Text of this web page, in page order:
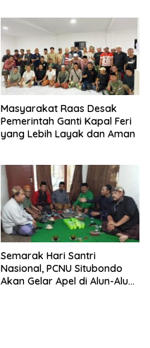
Kepastian
Masyarakat Raas Desak
Pemerintah Ganti Kapal Feri
yang Lebih Layak dan Aman
Semarak Hari Santri
Nasional, PCNU Situbondo
Akan Gelar Apel di Alun-Alun